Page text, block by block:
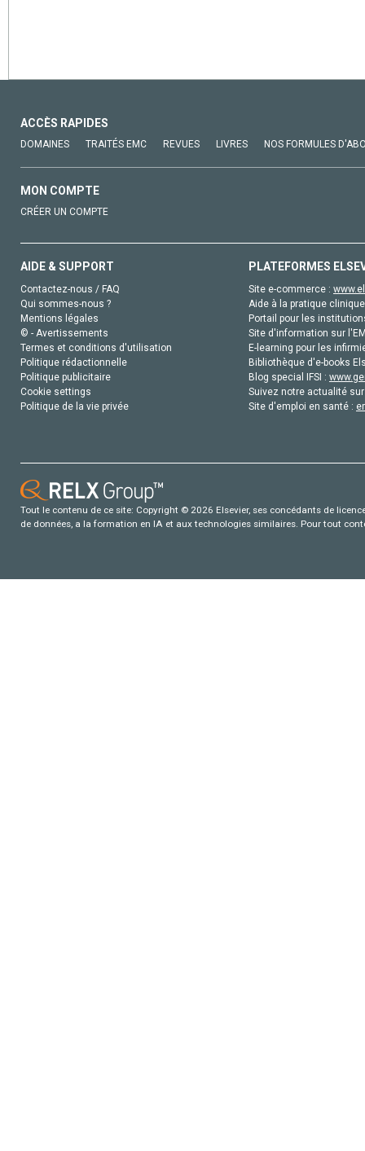
ACCÈS RAPIDES
DOMAINES TRAITÉS EMC REVUES LIVRES NOS FORMULES
MON COMPTE
CRÉER UN COMPTE
AIDE & SUPPORT
Contactez-nous / FAQ
Qui sommes-nous ?
Mentions légales
© - Avertissements
Termes et conditions d'utilisation
Politique rédactionnelle
Politique publicitaire
Cookie settings
Politique de la vie privée
PLATEFORMES
Site e-commerce :
Aide à la pratique
Portail pour les
Site d'information sur
E-learning pour les
Bibliothèque d'e-books
Blog special IFSI :
Suivez notre actualité
Site d'emploi en santé :
Tout le contenu de ce site: Copyright © 2026 Elsevier, ses concédants de
de données, a la formation en IA et aux technologies similaires. Pour tout